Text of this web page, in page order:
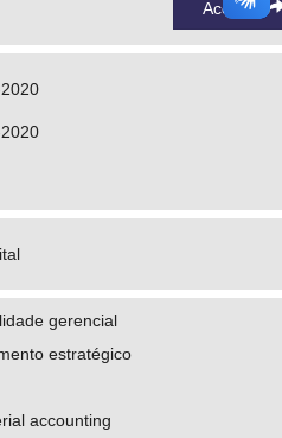
Acessar
gerencial
estratégico
accounting